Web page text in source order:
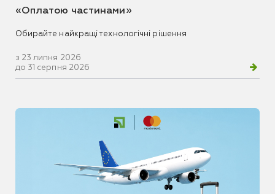
«Оплатою частинами»
Обирайте найкращі технологічні рішення
з 23 липня 2026
до 31 серпня 2026